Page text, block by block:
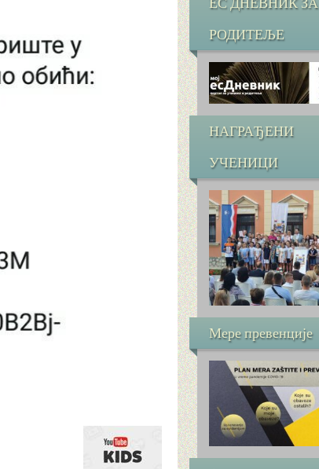
РОДИТЕЉЕ
НАГРАЂЕНИ
УЧЕНИЦИ
Мере превенције